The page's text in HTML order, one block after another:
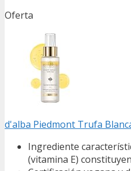
Oferta
d'alba Piedmont Trufa
Ingrediente
(vitamina E)